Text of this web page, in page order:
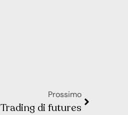
Prossimo
Trading di futures